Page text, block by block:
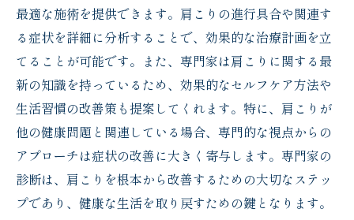
最適な施術を提供できます。肩こりの進行具合や関連す
る症状を詳細に分析することで、効果的な治療計画を立
てることが可能です。また、専門家は肩こりに関する最
新の知識を持っているため、効果的なセルフケア方法や
生活習慣の改善策も提案してくれます。特に、肩こりが
他の健康問題と関連している場合、専門的な視点からの
アプローチは症状の改善に大きく寄与します。専門家の
診断は、肩こりを根本から改善するための大切なステッ
プであり、健康な生活を取り戻すための鍵となります。